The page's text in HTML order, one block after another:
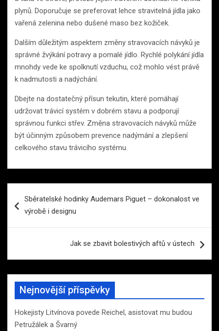
plynů. Doporučuje se preferovat lehce stravitelná jídla jako
vařená zelenina nebo dušené maso bez kožiček.
Dalším důležitým aspektem změny stravovacích návyků je
správné žvýkání potravy a pomalé jídlo. Rychlé polykání jídla
mnohdy vede ke spolknutí vzduchu, což mohlo vést právě
k nadmutosti a nadýchání.
Dbejte na dostatečný přísun tekutin, které pomáhají
udržovat trávicí systém v dobrém stavu a podporují
správnou funkci střev. Změna stravovacích návyků může
být účinným způsobem prevence nadýmání a zlepšení
celkového stavu trávicího systému.
proSběratelské hodinky Audemars Piguet – dokonalost ve
výrobě i designu
Jak se zbavit bolestivých aftů v ústech
Nejnovější příspěvky
Hokejisty Litvínova povede Reichel, asistovat mu budou
Petružálek a Švarný